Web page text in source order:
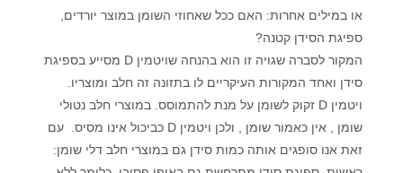
או במילים אחרות: האם ככל שאחוזי השומן במוצר יורדים,
ספיגת הסידן קטנה?
המקור לסברה שגויה זו הוא בהנחה שויטמין D מסייע בספיגת
סידן ואחד המקורות העיקריים לו בתזונה זה חלב ומוצריו.
ויטמין D זקוק לשומן על מנת להתמוסס. במוצרי חלב נטולי
שומן , אין כאמור שומן , ולכן ויטמין D כביכול אינו מסיס. עם
זאת אנו סופגים אותה כמות סידן גם במוצרי חלב דלי שומן: